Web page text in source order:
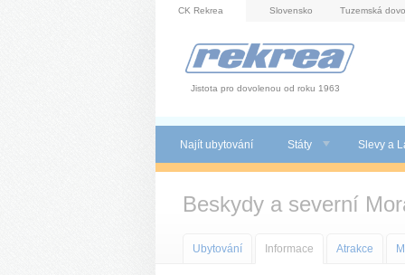
CK Rekrea Slovensko Tuzemská
Jistota pro dovolenou od roku 1963
Najít ubytování Státy Slevy a
Beskydy a severní
Ubytování Informace Atrakce